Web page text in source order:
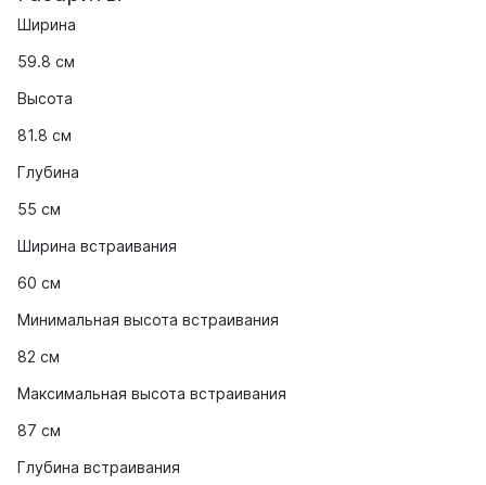
Ширина
59.8 см
Высота
81.8 см
Глубина
55 см
Ширина встраивания
60 см
Минимальная высота встраивания
82 см
Максимальная высота встраивания
87 см
Глубина встраивания